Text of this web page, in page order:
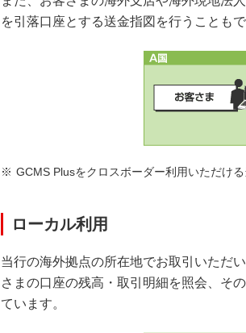
を引落口座とする送金指図を行うこともで
GCMS Plusをクロスボーダー利用いただけ
ローカル利用
当行の海外拠点の所在地でお取引いただ
さまの口座の残高・取引明細を照会、そ
ています。